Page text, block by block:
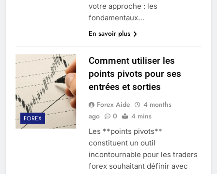
votre approche : les
fondamentaux…
En savoir plus
FOREX
Comment utiliser les
points pivots pour ses
entrées et sorties
Forex Aide
4 months
ago
0 4 mins
Les **points pivots**
constituent un outil
incontournable pour les traders
forex souhaitant définir avec